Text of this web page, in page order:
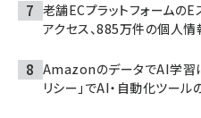
老舗ECプラットフォームのE
アクセス、885万件の個人
AmazonのデータでAI学習
リシー」でAI・自動化ツー